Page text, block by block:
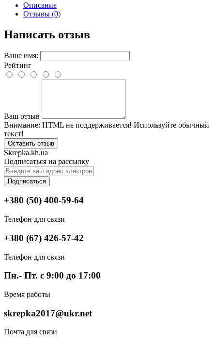
Описание
Отзывы (0)
Написать отзыв
Ваше имя:
Рейтинг
Ваш отзыв
Внимание: HTML не поддерживается! Используйте обычный
текст!
Оставить отзыв
Skrepka.kh.ua
Подписаться на рассылку
Подписаться
+380 (50) 400-59-64
Телефон для связи
+380 (67) 426-57-42
Телефон для связи
Пн.- Пт. с 9:00 до 17:00
Время работы
skrepka2017@ukr.net
Почта для связи